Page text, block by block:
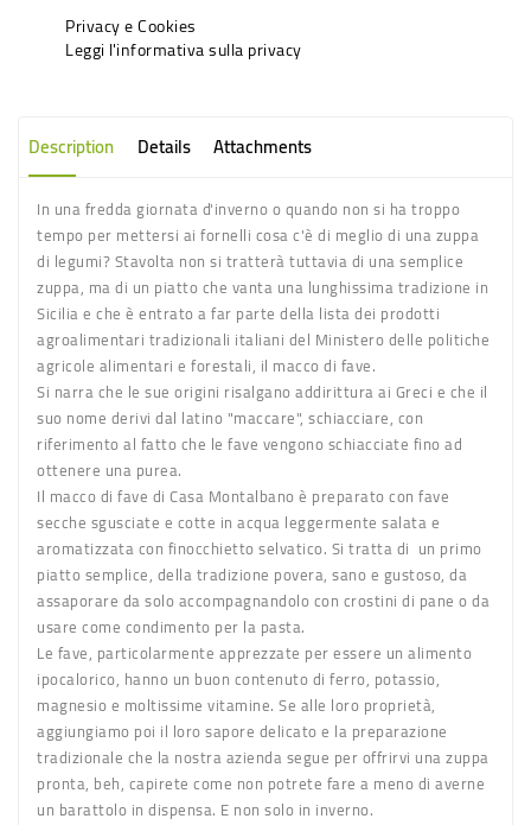
Privacy e Cookies
Leggi l'informativa sulla privacy
Description Details Attachments
In una fredda giornata d'inverno o quando non si ha troppo
tempo per mettersi ai fornelli cosa c'è di meglio di una zuppa
di legumi? Stavolta non si tratterà tuttavia di una semplice
zuppa, ma di un piatto che vanta una lunghissima tradizione in
Sicilia e che è entrato a far parte della lista dei prodotti
agroalimentari tradizionali italiani del Ministero delle politiche
agricole alimentari e forestali, il macco di fave.
Si narra che le sue origini risalgano addirittura ai Greci e che il
suo nome derivi dal latino "maccare", schiacciare, con
riferimento al fatto che le fave vengono schiacciate fino ad
ottenere una purea.
Il macco di fave di Casa Montalbanoè preparato con fave
secche sgusciate e cotte in acqua leggermente salata e
aromatizzata con finocchietto selvatico. Si tratta di un primo
piatto semplice, della tradizione povera, sano e gustoso, da
assaporare da solo accompagnandolo con crostini di pane o da
usare come condimento per la pasta.
Le fave, particolarmente apprezzate per essere un alimento
ipocalorico, hanno un buon contenuto di ferro, potassio,
magnesio e moltissime vitamine. Se alle loro proprietà,
aggiungiamo poi il loro sapore delicato e la preparazione
tradizionale che la nostra azienda segue per offrirvi una zuppa
pronta, beh, capirete come non potrete fare a meno di averne
un barattolo in dispensa. E non solo in inverno.